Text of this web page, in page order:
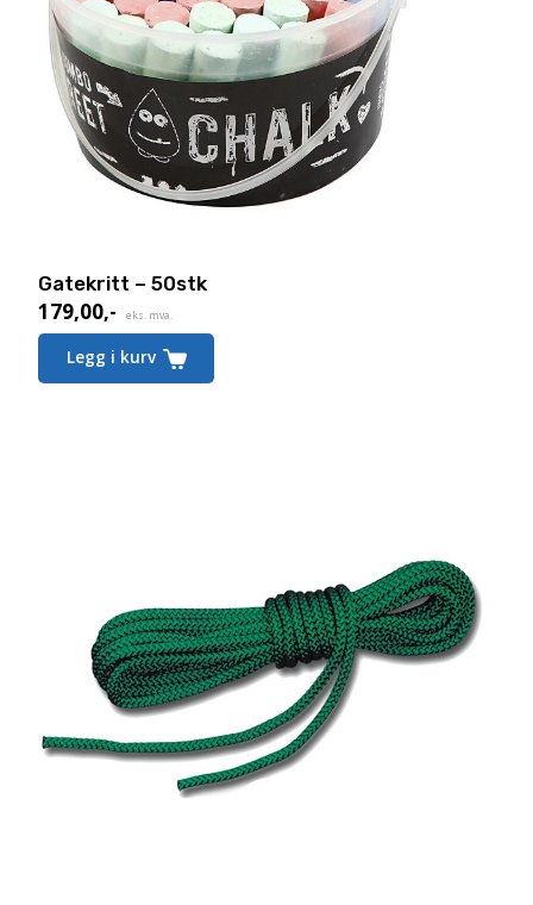
Gatekritt – 50stk
179,00,- eks. mva.
Legg i kurv